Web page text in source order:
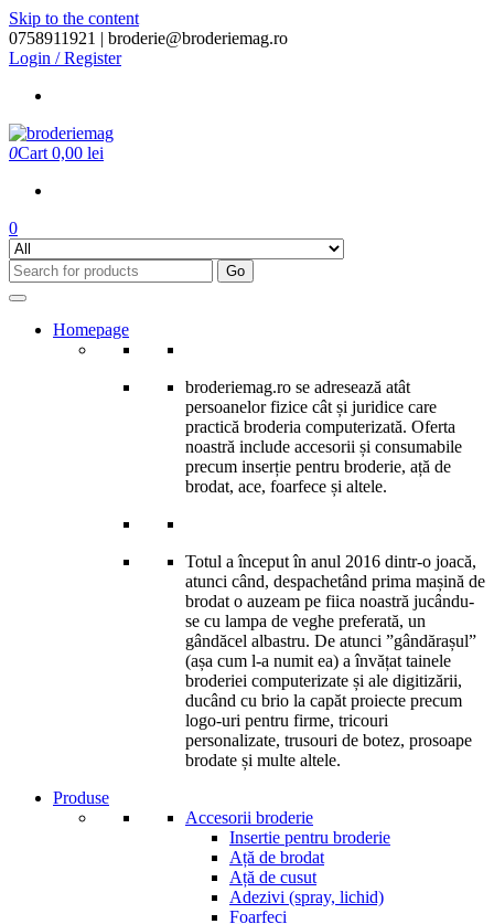
Skip to the content
0758911921 | broderie@broderiemag.ro
Login / Register
0Cart 0,00 lei
0
Go
Homepage
broderiemag.ro se adresează atât
persoanelor fizice cât și juridice care
practică broderia computerizată. Oferta
noastră include accesorii și consumabile
precum inserție pentru broderie, ață de
brodat, ace, foarfece și altele.
Totul a început în anul 2016 dintr-o joacă,
atunci când, despachetând prima mașină de
brodat o auzeam pe fiica noastră jucându-
se cu lampa de veghe preferată, un
gândăcel albastru. De atunci ”gândărașul”
(așa cum l-a numit ea) a învățat tainele
broderiei computerizate și ale digitizării,
ducând cu brio la capăt proiecte precum
logo-uri pentru firme, tricouri
personalizate, trusouri de botez, prosoape
brodate și multe altele.
Produse
Accesorii broderie
Insertie pentru broderie
Ață de brodat
Ață de cusut
Adezivi (spray, lichid)
Foarfeci